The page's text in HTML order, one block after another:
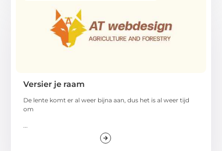
Versier je raam
De lente komt er al weer bijna aan, dus het is al weer tijd
om